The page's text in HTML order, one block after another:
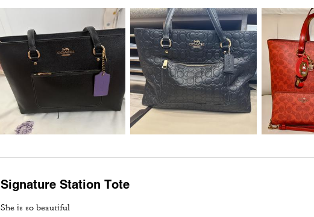
Signature Station Tote
She is so beautiful